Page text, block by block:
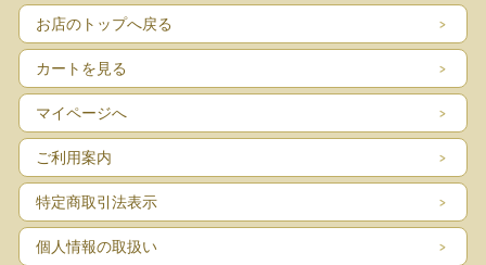
40g
■賞味期限
製造日より8ヶ月
■原材料名
小麦粉（国内製造）、小麦全粒粉、植物油脂、ショートニング、食塩、砂糖、パ
ン酵母、塩わさびシーズニング、麦芽エキス／重曹、増粘剤（プルラン）、調味
料（アミノ酸等）、膨張剤、酸化防止剤（ローズマリー抽出物）、乳化剤、香
料、酸味料、香辛料抽出物、甘味料（ステビア、カンゾウ）、（一部に小麦・大
豆を含む）
■アレルゲン（特定原材料に準ずるものも含む）
お店のトップへ戻る
カートを見る
マイページへ
ご利用案内
特定商取引法表示
個人情報の取扱い